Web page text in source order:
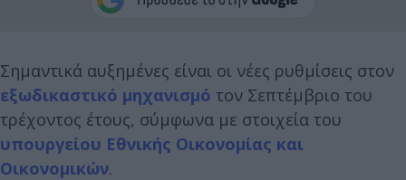
Σημαντικά αυξημένες είναι οι νέες ρυθμίσεις στον
εξωδικαστικό μηχανισμό τον Σεπτέμβριο του
τρέχοντος έτους, σύμφωνα με στοιχεία του
υπουργείου Εθνικής Οικονομίας και
Οικονομικών.